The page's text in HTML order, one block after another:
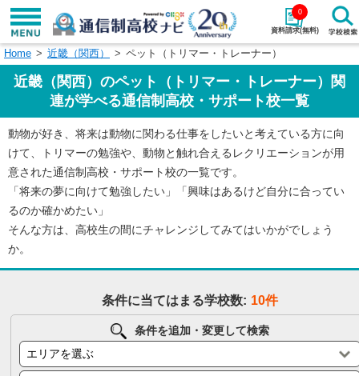
資料請求(無料)
0
学校名で探す
検索
エリアから探す 特徴から探す
エリアを選択して探す
関東
東海
九州・沖縄
Home 近畿（関西） ペット（トリマー・トレーナー）
近畿（関西）のペット（トリマー・トレーナー）関
連が学べる通信制高校・サポート校一覧
動物が好き、将来は動物に関わる仕事をしたいと考えている方に向
けて、トリマーの勉強や、動物と触れ合えるレクリエーションが用
意された通信制高校・サポート校の一覧です。
「将来の夢に向けて勉強したい」「興味はあるけど自分に合ってい
るのか確かめたい」
そんな方は、高校生の間にチャレンジしてみてはいかがでしょう
か。
条件に当てはまる学校数: 10件
条件を追加・変更して検索